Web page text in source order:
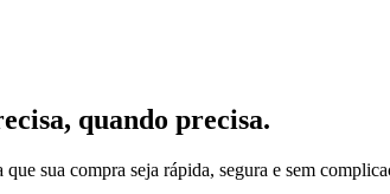
quando precisa.
que sua compra seja rápida, segura e sem